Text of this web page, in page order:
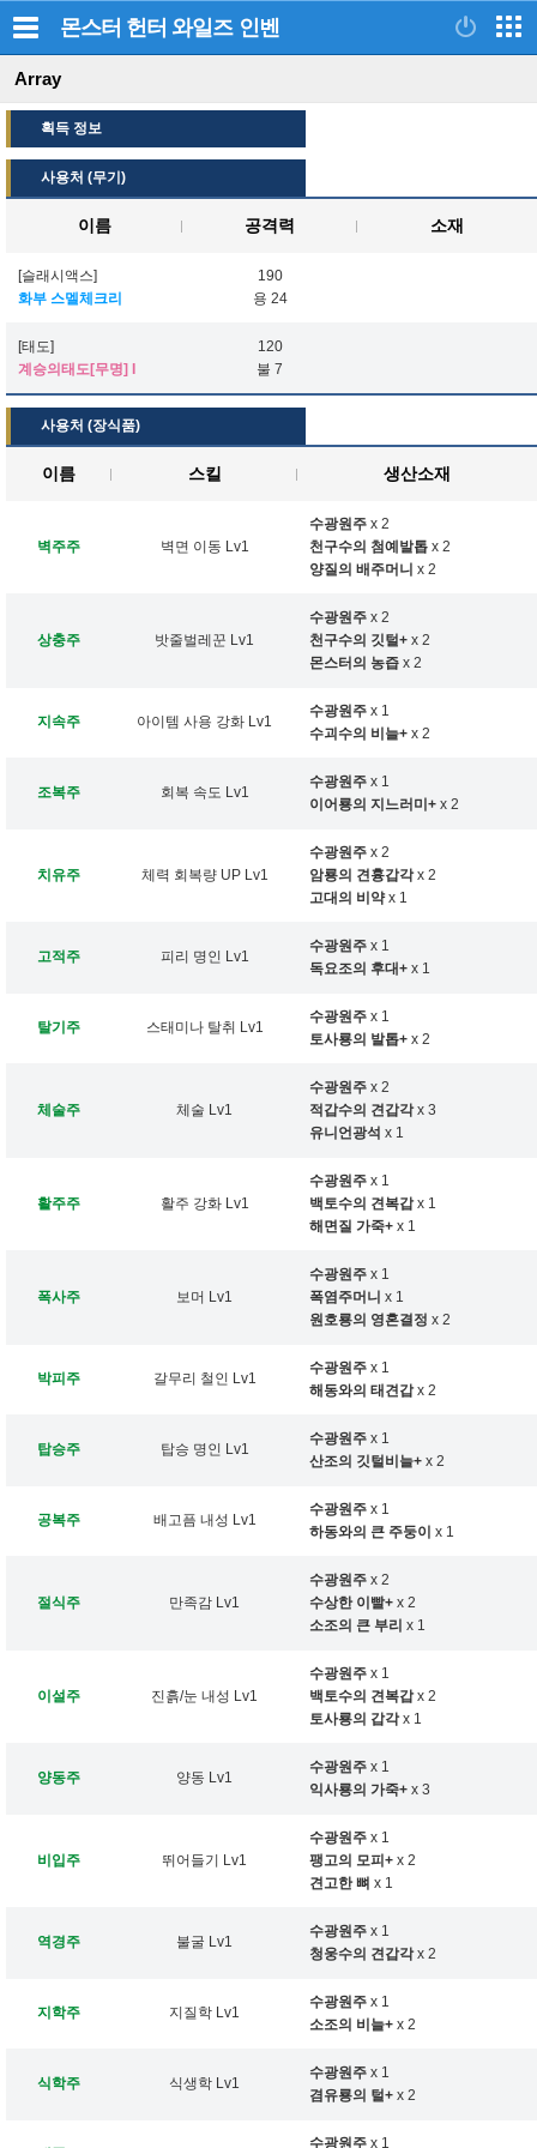
몬스터 헌터 와일즈 인벤
Array
획득 정보
사용처 (무기)
이름 공격력 소재
[슬래시액스]
화부 스멜체크리
190
용 24
[태도]
계승의태도[무명] I
120
불 7
사용처 (장식품)
이름 스킬 생산소재
벽주주 벽면 이동 Lv1
수광원주 x 2
천구수의 첨예발톱 x 2
양질의 배주머니 x 2
상충주 밧줄벌레꾼 Lv1
수광원주 x 2
천구수의 깃털+ x 2
몬스터의 농즙 x 2
지속주 아이템 사용 강화 Lv1
수광원주 x 1
수괴수의 비늘+ x 2
조복주 회복 속도 Lv1
수광원주 x 1
이어룡의 지느러미+ x 2
치유주 체력 회복량 UP Lv1
수광원주 x 2
암룡의 견흉갑각x 2
고대의 비약x 1
고적주 피리 명인 Lv1
수광원주 x 1
독요조의 후대+ x 1
탈기주 스태미나 탈취 Lv1
수광원주 x 1
토사룡의 발톱+ x 2
체술주 체술 Lv1
수광원주 x 2
적갑수의 견갑각x 3
유니언광석 x 1
활주주 활주 강화 Lv1
수광원주 x 1
백토수의 견복갑x 1
해면질 가죽+ x 1
폭사주 보머 Lv1
수광원주 x 1
폭염주머니 x 1
원호룡의 영혼결정 x 2
박피주 갈무리 철인 Lv1
수광원주 x 1
해동와의 태견갑x 2
탑승주 탑승 명인 Lv1
수광원주 x 1
산조의 깃털비늘+ x 2
공복주 배고픔 내성 Lv1
수광원주 x 1
하동와의 큰 주둥이 x 1
절식주 만족감 Lv1
수광원주 x 2
수상한 이빨+ x 2
소조의 큰 부리 x 1
이설주 진흙/눈 내성 Lv1
수광원주 x 1
백토수의 견복갑x 2
토사룡의 갑각x 1
양동주 양동 Lv1
수광원주 x 1
익사룡의 가죽+ x 3
비입주 뛰어들기 Lv1
수광원주 x 1
팽고의 모피+ x 2
견고한 뼈 x 1
역경주 불굴 Lv1
수광원주 x 1
청웅수의 견갑각x 2
지학주 지질학 Lv1
수광원주 x 1
소조의 비늘+ x 2
식학주 식생학 Lv1
수광원주 x 1
겸유룡의 털+ x 2
수광원주 x 1